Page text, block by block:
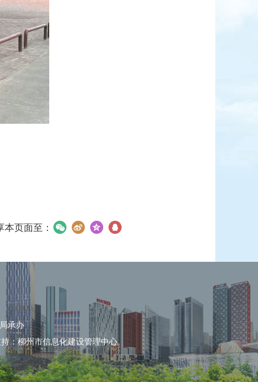
本页面至：
承办
：柳州市信息化建设管理中心